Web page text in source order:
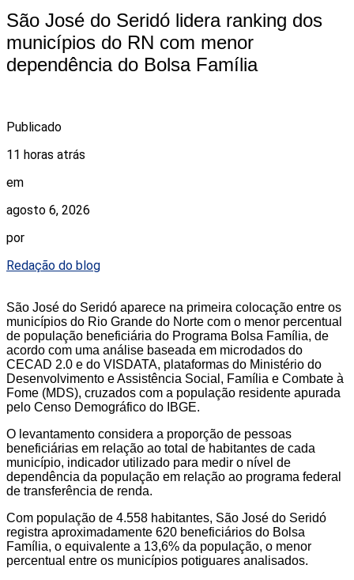
São José do Seridó lidera ranking dos
municípios do RN com menor
dependência do Bolsa Família
Publicado
11 horas atrás
em
agosto 6, 2026
por
Redação do blog
São José do Seridó aparece na primeira colocação entre os
municípios do Rio Grande do Norte com o menor percentual
de população beneficiária do Programa Bolsa Família, de
acordo com uma análise baseada em microdados do
CECAD 2.0 e do VISDATA, plataformas do Ministério do
Desenvolvimento e Assistência Social, Família e Combate à
Fome (MDS), cruzados com a população residente apurada
pelo Censo Demográfico do IBGE.
O levantamento considera a proporção de pessoas
beneficiárias em relação ao total de habitantes de cada
município, indicador utilizado para medir o nível de
dependência da população em relação ao programa federal
de transferência de renda.
Com população de 4.558 habitantes, São José do Seridó
registra aproximadamente 620 beneficiários do Bolsa
Família, o equivalente a 13,6% da população, o menor
percentual entre os municípios potiguares analisados.